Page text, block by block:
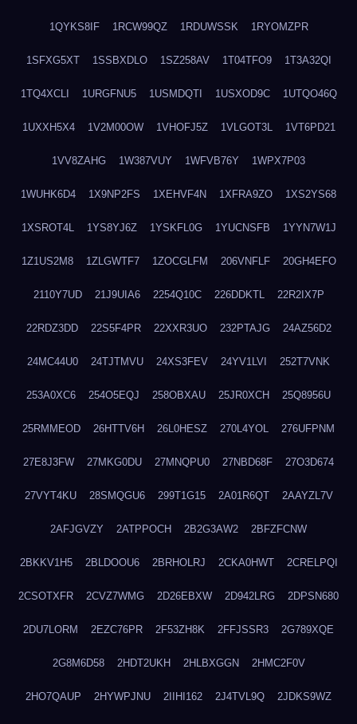
1QYKS8IF 1RCW99QZ 1RDUWSSK 1RYOMZPR
1SFXG5XT 1SSBXDLO 1SZ258AV 1T04TFO9 1T3A32QI
1TQ4XCLI 1URGFNU5 1USMDQTI 1USXOD9C 1UTQO46Q
1UXXH5X4 1V2M00OW 1VHOFJ5Z 1VLGOT3L 1VT6PD21
1VV8ZAHG 1W387VUY 1WFVB76Y 1WPX7P03
1WUHK6D4 1X9NP2FS 1XEHVF4N 1XFRA9ZO 1XS2YS68
1XSROT4L 1YS8YJ6Z 1YSKFL0G 1YUCNSFB 1YYN7W1J
1Z1US2M8 1ZLGWTF7 1ZOCGLFM 206VNFLF 20GH4EFO
2110Y7UD 21J9UIA6 2254Q10C 226DDKTL 22R2IX7P
22RDZ3DD 22S5F4PR 22XXR3UO 232PTAJG 24AZ56D2
24MC44U0 24TJTMVU 24XS3FEV 24YV1LVI 252T7VNK
253A0XC6 254O5EQJ 258OBXAU 25JR0XCH 25Q8956U
25RMMEOD 26HTTV6H 26L0HESZ 270L4YOL 276UFPNM
27E8J3FW 27MKG0DU 27MNQPU0 27NBD68F 27O3D674
27VYT4KU 28SMQGU6 299T1G15 2A01R6QT 2AAYZL7V
2AFJGVZY 2ATPPOCH 2B2G3AW2 2BFZFCNW
2BKKV1H5 2BLDOOU6 2BRHOLRJ 2CKA0HWT 2CRELPQI
2CSOTXFR 2CVZ7WMG 2D26EBXW 2D942LRG 2DPSN680
2DU7LORM 2EZC76PR 2F53ZH8K 2FFJSSR3 2G789XQE
2G8M6D58 2HDT2UKH 2HLBXGGN 2HMC2F0V
2HO7QAUP 2HYWPJNU 2IIHI162 2J4TVL9Q 2JDKS9WZ